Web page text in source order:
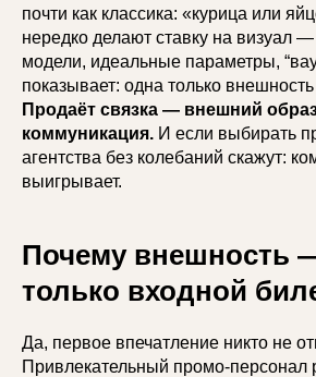
почти как классика: «курица или
нередко делают ставку на визуал
модели, идеальные параметры,
показывает: одна только
Продаёт связка — внешний
коммуникация. И если выбирать
агентства без колебаний скажут:
выигрывает.
Почему внешность
только входной
Да, первое впечатление никто не
Привлекательный промо-персонал